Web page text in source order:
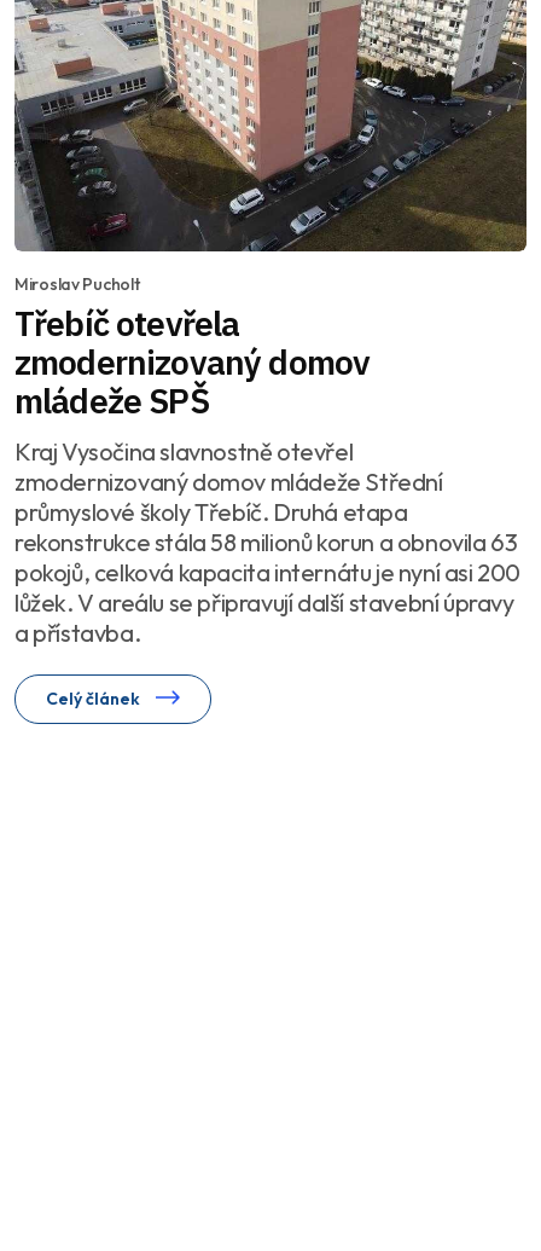
Miroslav Pucholt
Třebíč otevřela
zmodernizovaný domov
mládeže SPŠ
Kraj Vysočina slavnostně otevřel
zmodernizovaný domov mládeže Střední
průmyslové školy Třebíč. Druhá etapa
rekonstrukce stála 58 milionů korun a obnovila 63
pokojů, celková kapacita internátu je nyní asi 200
lůžek. V areálu se připravují další stavební úpravy
a přístavba.
Celý článek